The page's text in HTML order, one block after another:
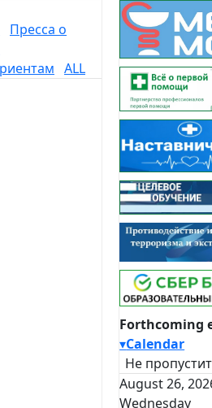
Пресса о
ALL
Forthcoming
▾Calendar
Не
August 26,
Wednesday